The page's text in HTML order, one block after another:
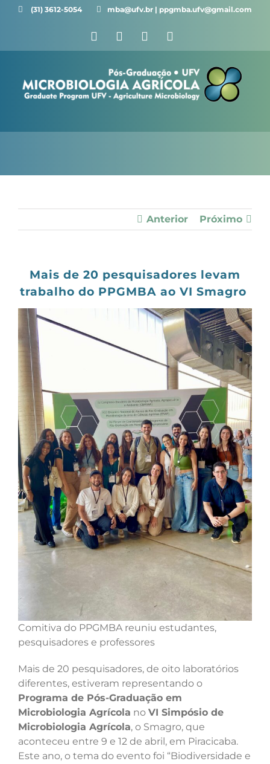
conteúdo
(31) 3612-5054 ⠀⠀ mba@ufv.br | ppgmba.ufv@gmail.com
Facebook Instagram
Anterior Próximo
Mais de 20 pesquisadores levam
trabalho do PPGMBA ao VI Smagro
Comitiva do PPGMBA reuniu estudantes,
pesquisadores e professores
Mais de 20 pesquisadores, de oito laboratórios
diferentes, estiveram representando o
Programa de Pós-Graduação em
Microbiologia Agrícola no VI Simpósio de
Microbiologia Agrícola, o Smagro, que
aconteceu entre 9 e 12 de abril, em Piracicaba.
Este ano, o tema do evento foi “Biodiversidade e